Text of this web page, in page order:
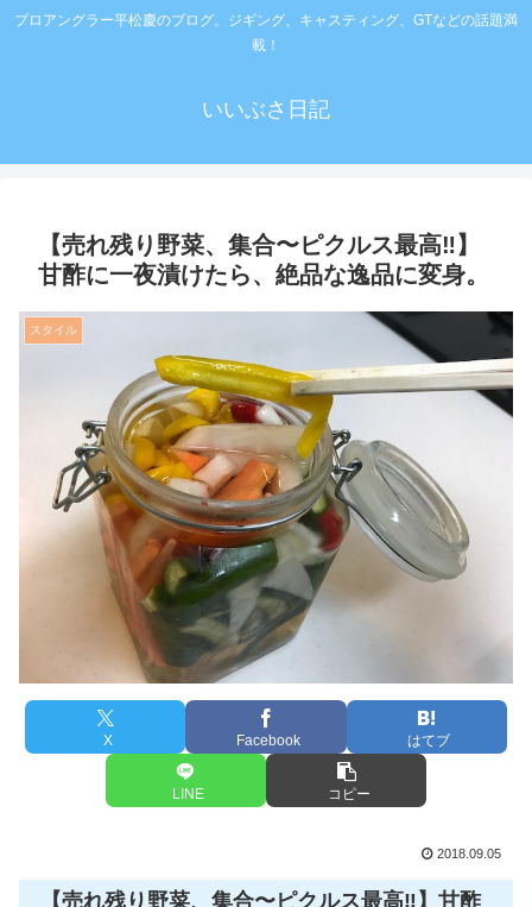
プロアングラー平松慶のブログ。ジギング、キャスティング、GTなどの話題満
載！
いいぶさ日記
【売れ残り野菜、集合〜ピクルス最高‼️】
甘酢に一夜漬けたら、絶品な逸品に変身。
スタイル
X Facebook はてブ
LINE コピー
2018.09.05
【売れ残り野菜、集合〜ピクルス最高‼️】甘酢